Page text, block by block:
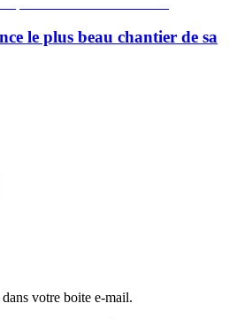
le plus beau chantier de sa
votre boite e-mail.